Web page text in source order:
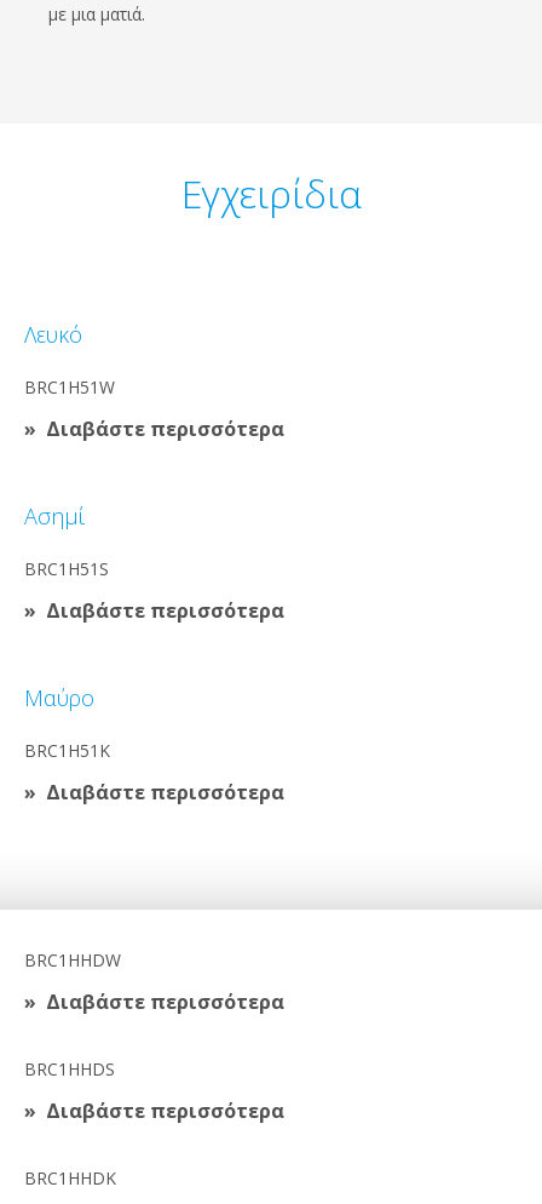
με μια ματιά.
Εγχειρίδια
Λευκό
BRC1H51W
Διαβάστε περισσότερα
Ασημί
BRC1H51S
Διαβάστε περισσότερα
Μαύρο
BRC1H51K
Διαβάστε περισσότερα
BRC1HHDW
Διαβάστε περισσότερα
BRC1HHDS
Διαβάστε περισσότερα
BRC1HHDK